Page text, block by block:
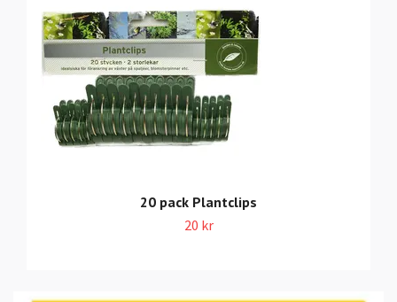
20 pack Plantclips
20 kr